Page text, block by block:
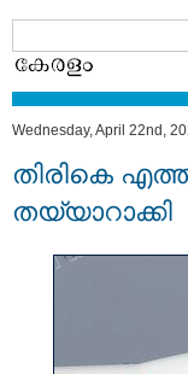
Wednesday, April 22nd,
തിരികെ
തയ്യാറാക്കി